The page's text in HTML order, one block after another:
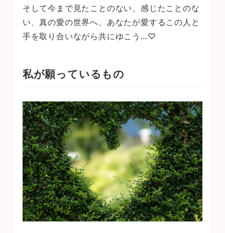
そして今まで見たことのない、感じたことのな
い、真の愛の世界へ、あなたが愛するこの人と
手を取り合いながら共にゆこう…♡
私が願っているもの